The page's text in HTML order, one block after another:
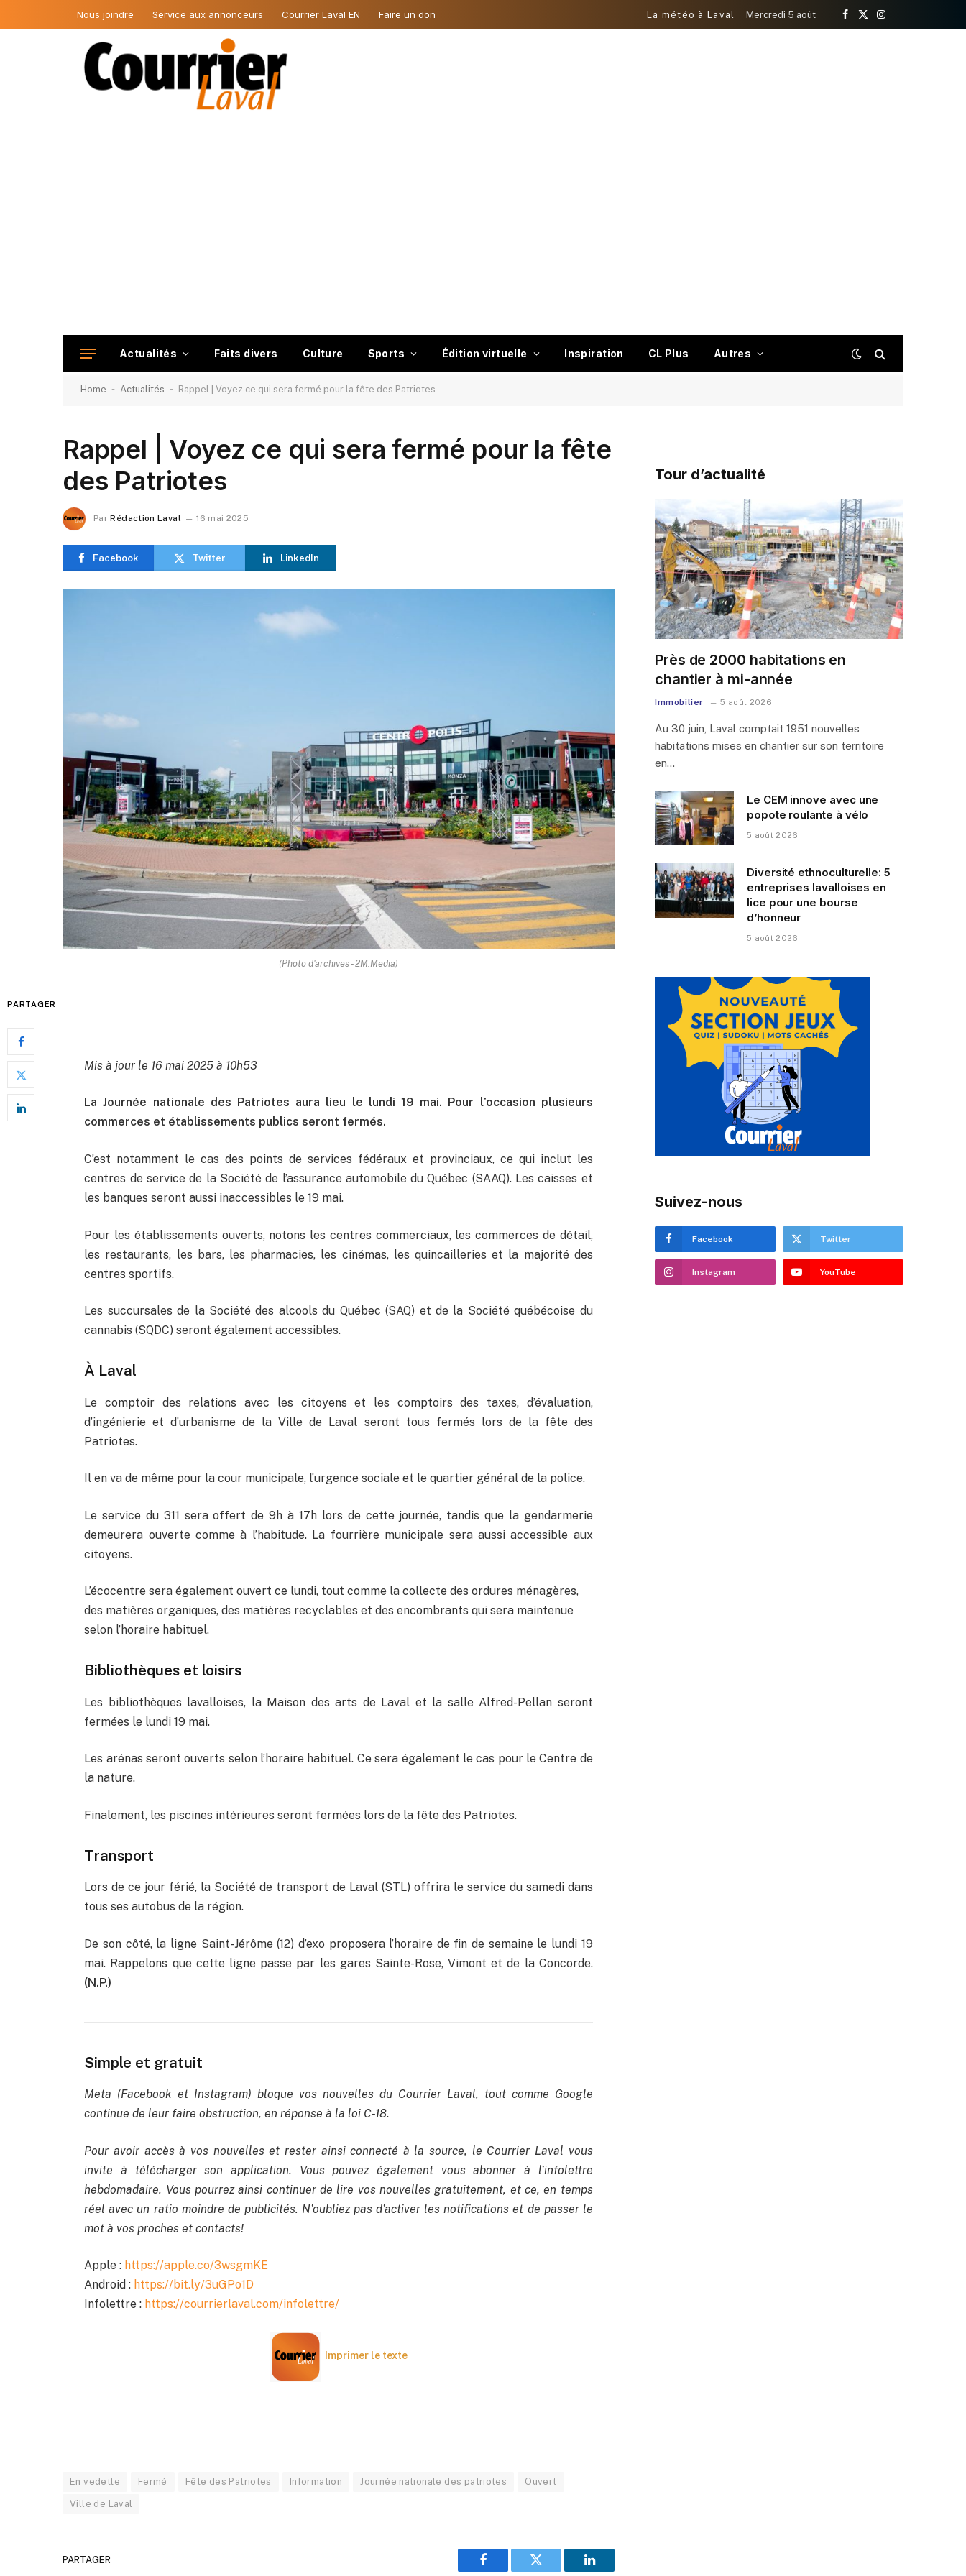
Nous joindre Service aux annonceurs Courrier Laval EN Faire un don La météo à Laval Mercredi 5 août
Facebook
X
Instagram
Actualités Faits divers Culture Sports Édition virtuelle Inspiration CL Plus Autres
Home - Actualités - Rappel | Voyez ce qui sera fermé pour la fête des Patriotes
Rappel | Voyez ce qui sera fermé pour la fête
des Patriotes
Par Rédaction Laval 16 mai 2025
Facebook Twitter LinkedIn
(Photo d'archives - 2M.Media)
PARTAGER
Mis à jour le 16 mai 2025 à 10h53
La Journée nationale des Patriotes aura lieu le lundi 19 mai. Pour l’occasion plusieurs
commerces et établissements publics seront fermés.
C’est notamment le cas des points de services fédéraux et provinciaux, ce qui inclut les
centres de service de la Société de l’assurance automobile du Québec (SAAQ). Les caisses et
les banques seront aussi inaccessibles le 19 mai.
Pour les établissements ouverts, notons les centres commerciaux, les commerces de détail,
les restaurants, les bars, les pharmacies, les cinémas, les quincailleries et la majorité des
centres sportifs.
Les succursales de la Société des alcools du Québec (SAQ) et de la Société québécoise du
cannabis (SQDC) seront également accessibles.
À Laval
Le comptoir des relations avec les citoyens et les comptoirs des taxes, d’évaluation,
d’ingénierie et d’urbanisme de la Ville de Laval seront tous fermés lors de la fête des
Patriotes.
Il en va de même pour la cour municipale, l’urgence sociale et le quartier général de la police.
Le service du 311 sera offert de 9h à 17h lors de cette journée, tandis que la gendarmerie
demeurera ouverte comme à l’habitude. La fourrière municipale sera aussi accessible aux
citoyens.
L’écocentre sera également ouvert ce lundi, tout comme la collecte des ordures ménagères,
des matières organiques, des matières recyclables et des encombrants qui sera maintenue
selon l’horaire habituel.
Bibliothèques et loisirs
Les bibliothèques lavalloises, la Maison des arts de Laval et la salle Alfred-Pellan seront
fermées le lundi 19 mai.
Les arénas seront ouverts selon l’horaire habituel. Ce sera également le cas pour le Centre de
la nature.
Finalement, les piscines intérieures seront fermées lors de la fête des Patriotes.
Transport
Lors de ce jour férié, la Société de transport de Laval (STL) offrira le service du samedi dans
tous ses autobus de la région.
De son côté, la ligne Saint-Jérôme (12) d’exo proposera l’horaire de fin de semaine le lundi 19
mai. Rappelons que cette ligne passe par les gares Sainte-Rose, Vimont et de la Concorde.
(N.P.)
Simple et gratuit
Meta (Facebook et Instagram) bloque vos nouvelles du Courrier Laval, tout comme Google
continue de leur faire obstruction, en réponse à la loi C-18.
Pour avoir accès à vos nouvelles et rester ainsi connecté à la source, le Courrier Laval vous
invite à télécharger son application. Vous pouvez également vous abonner à l’infolettre
hebdomadaire. Vous pourrez ainsi continuer de lire vos nouvelles gratuitement, et ce, en temps
réel avec un ratio moindre de publicités. N’oubliez pas d’activer les notifications et de passer le
mot à vos proches et contacts!
Apple : https://apple.co/3wsgmKE
Android : https://bit.ly/3uGPo1D
Infolettre : https://courrierlaval.com/infolettre/
Imprimer le texte
En vedette Fermé Fête des Patriotes Information Journée nationale des patriotes Ouvert
Ville de Laval
PARTAGER
Facebook Twitter LinkedIn
Tour d’actualité
Près de 2000 habitations en
chantier à mi-année
Immobilier 5 août 2026
Au 30 juin, Laval comptait 1951 nouvelles
habitations mises en chantier sur son territoire
en…
Le CEM innove avec une
popote roulante à vélo
5 août 2026
Diversité ethnoculturelle: 5
entreprises lavalloises en
lice pour une bourse
d’honneur
5 août 2026
Suivez-nous
Facebook Twitter
Instagram YouTube